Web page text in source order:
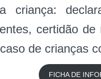
criança:
certidão
de crianças
FICHA DE